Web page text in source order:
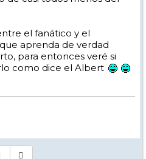
el fanático y el
aprenda de verdad
para entonces veré si
como dice el Albert